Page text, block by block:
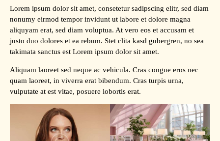
Lorem ipsum dolor sit amet, consetetur sadipscing elitr, sed diam
nonumy eirmod tempor invidunt ut labore et dolore magna
aliquyam erat, sed diam voluptua. At vero eos et accusam et
justo duo dolores et ea rebum. Stet clita kasd gubergren, no sea
takimata sanctus est Lorem ipsum dolor sit amet.
Aliquam laoreet sed neque ac vehicula. Cras congue eros nec
quam laoreet, in viverra erat bibendum. Cras turpis urna,
vulputate at est vitae, posuere lobortis erat.